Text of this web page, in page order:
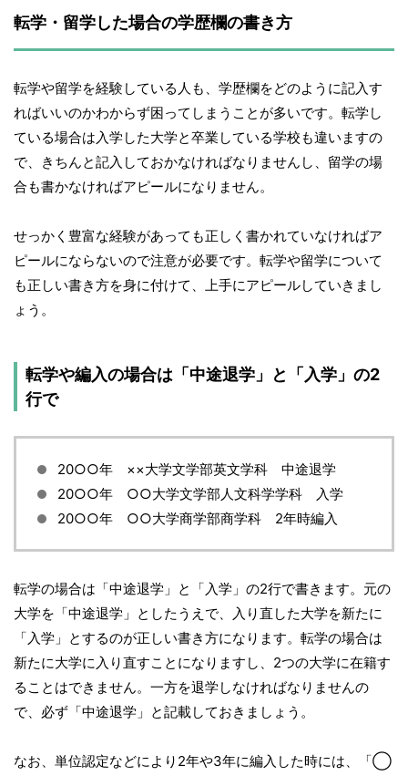
転学・留学した場合の学歴欄の書き方
転学や留学を経験している人も、学歴欄をどのように記入す
ればいいのかわからず困ってしまうことが多いです。転学し
ている場合は入学した大学と卒業している学校も違いますの
で、きちんと記入しておかなければなりませんし、留学の場
合も書かなければアピールになりません。
せっかく豊富な経験があっても正しく書かれていなければア
ピールにならないので注意が必要です。転学や留学について
も正しい書き方を身に付けて、上手にアピールしていきまし
ょう。
転学や編入の場合は「中途退学」と「入学」の2
行で
20○○年 ××大学文学部英文学科 中途退学
20○○年 ○○大学文学部人文科学学科 入学
20○○年 ○○大学商学部商学科 2年時編入
転学の場合は「中途退学」と「入学」の2行で書きます。元の
大学を「中途退学」としたうえで、入り直した大学を新たに
「入学」とするのが正しい書き方になります。転学の場合は
新たに大学に入り直すことになりますし、2つの大学に在籍す
ることはできません。一方を退学しなければなりませんの
で、必ず「中途退学」と記載しておきましょう。
なお、単位認定などにより2年や3年に編入した時には、「◯